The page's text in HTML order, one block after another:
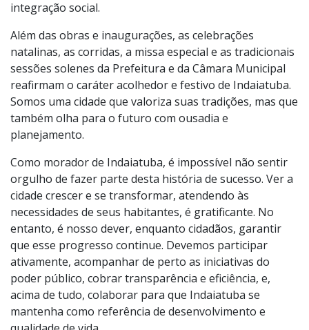
a Rua 80 mostram que o lazer e a qualidade de vida
espaços são essenciais para promover o bem-estar e a
integração social.
Além das obras e inaugurações, as celebrações
natalinas, as corridas, a missa especial e as tradicionais
sessões solenes da Prefeitura e da Câmara Municipal
reafirmam o caráter acolhedor e festivo de Indaiatuba.
também olha para o futuro com ousadia e
planejamento.
Como morador de Indaiatuba, é impossível não sentir
orgulho de fazer parte desta história de sucesso. Ver a
cidade crescer e se transformar, atendendo às
necessidades de seus habitantes, é gratificante. No
entanto, é nosso dever, enquanto cidadãos, garantir
que esse progresso continue. Devemos participar
ativamente, acompanhar de perto as iniciativas do